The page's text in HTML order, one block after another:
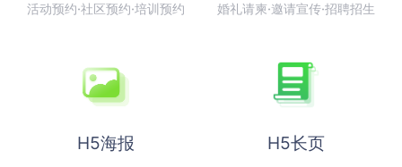
活动预约·社区预约·培训预约 婚礼请柬·邀请宣传·招聘招生
H5海报 H5长页